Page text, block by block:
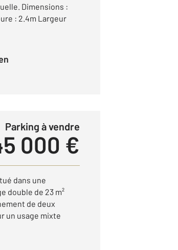
Dimensions :
: 2.4m Largeur
Parking à vendre
45 000 €
dans une
double de 23 m²
de deux
un usage mixte